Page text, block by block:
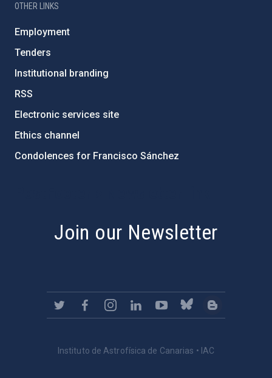
OTHER LINKS
Employment
Tenders
Institutional branding
RSS
Electronic services site
Ethics channel
Condolences for Francisco Sánchez
Join our Newsletter
Instituto de Astrofísica de Canarias • IAC